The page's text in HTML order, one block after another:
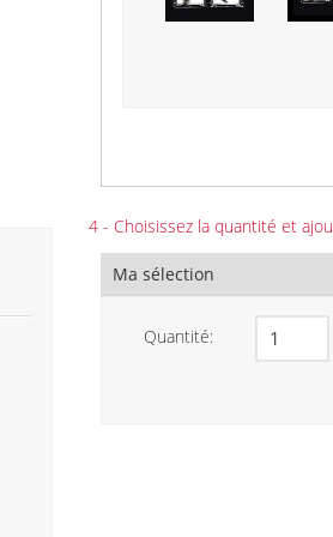
4 - Choisissez la quantité et
Ma sélection
Quantité: